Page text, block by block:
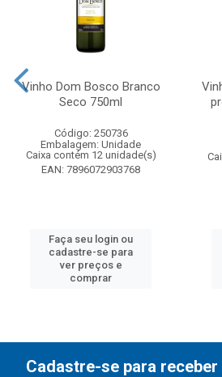
Vinho Dom Bosco Branco
Seco 750ml
Código: 250736
Embalagem: Unidade
Caixa contém 12 unidade(s)
EAN: 7896072903768
Faça seu login ou
cadastre-se para
ver preços e
comprar
Cadastre-se para